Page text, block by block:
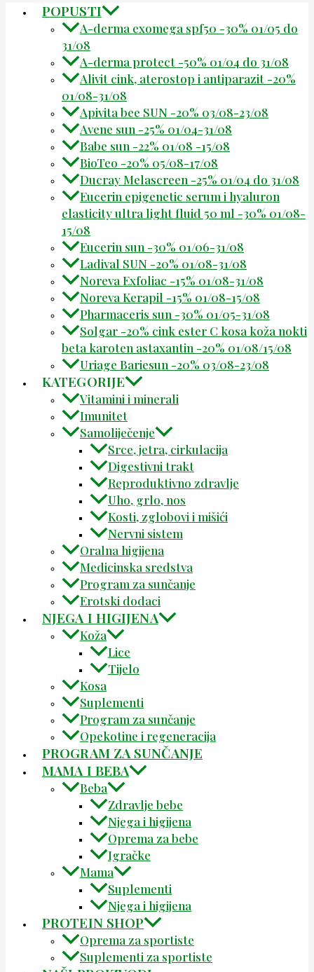
POPUSTI
A-derma exomega spf50 -30% 01/05 do
31/08
A-derma protect -50% 01/04 do 31/08
Alivit cink, aterostop i antiparazit -20%
01/08-31/08
Apivita bee SUN -20% 03/08-23/08
Avene sun -25% 01/04-31/08
Babe sun -22% 01/08 -15/08
BioTeo -20% 05/08-17/08
Ducray Melascreen -25% 01/04 do 31/08
Eucerin epigenetic serum i hyaluron
elasticity ultra light fluid 50 ml -30% 01/08-
15/08
Eucerin sun -30% 01/06-31/08
Ladival SUN -20% 01/08-31/08
Noreva Exfoliac -15% 01/08-31/08
Noreva Kerapil -15% 01/08-15/08
Pharmaceris sun -30% 01/05-31/08
Solgar -20% cink ester C kosa koža nokti
beta karoten astaxantin -20% 01/08/15/08
Uriage Bariesun -20% 03/08-23/08
KATEGORIJE
Vitamini i minerali
Imunitet
Samoliječenje
Srce, jetra, cirkulacija
Digestivni trakt
Reproduktivno zdravlje
Uho, grlo, nos
Kosti, zglobovi i mišići
Nervni sistem
Oralna higijena
Medicinska sredstva
Program za sunčanje
Erotski dodaci
NJEGA I HIGIJENA
Koža
Lice
Tijelo
Kosa
Suplementi
Program za sunčanje
Opekotine i regeneracija
PROGRAM ZA SUNČANJE
MAMA I BEBA
Beba
Zdravlje bebe
Njega i higijena
Oprema za bebe
Igračke
Mama
Suplementi
Njega i higijena
PROTEIN SHOP
Oprema za sportiste
Suplementi za sportiste